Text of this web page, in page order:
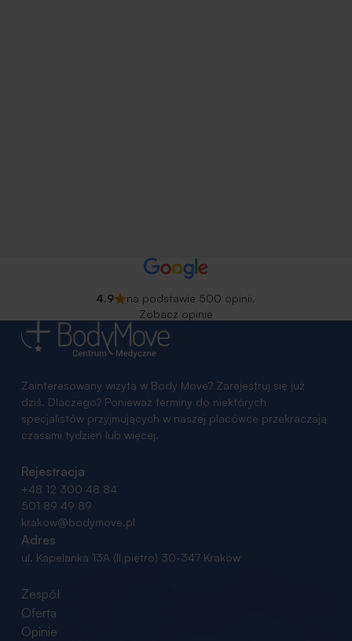
4.9
na podstawie 500 opinii.
Zobacz opinie
Zainteresowany wizytą w Body Move? Zarejestruj się już
dziś. Dlaczego? Ponieważ terminy do niektórych
specjalistów przyjmujących w naszej placówce przekraczają
czasami tydzień lub więcej.
Rejestracja
+48 12 300 48 84
501 89 49 89
krakow@bodymove.pl
Adres
ul. Kapelanka 13A (II piętro) 30-347 Kraków
Zespół
Oferta
Opinie